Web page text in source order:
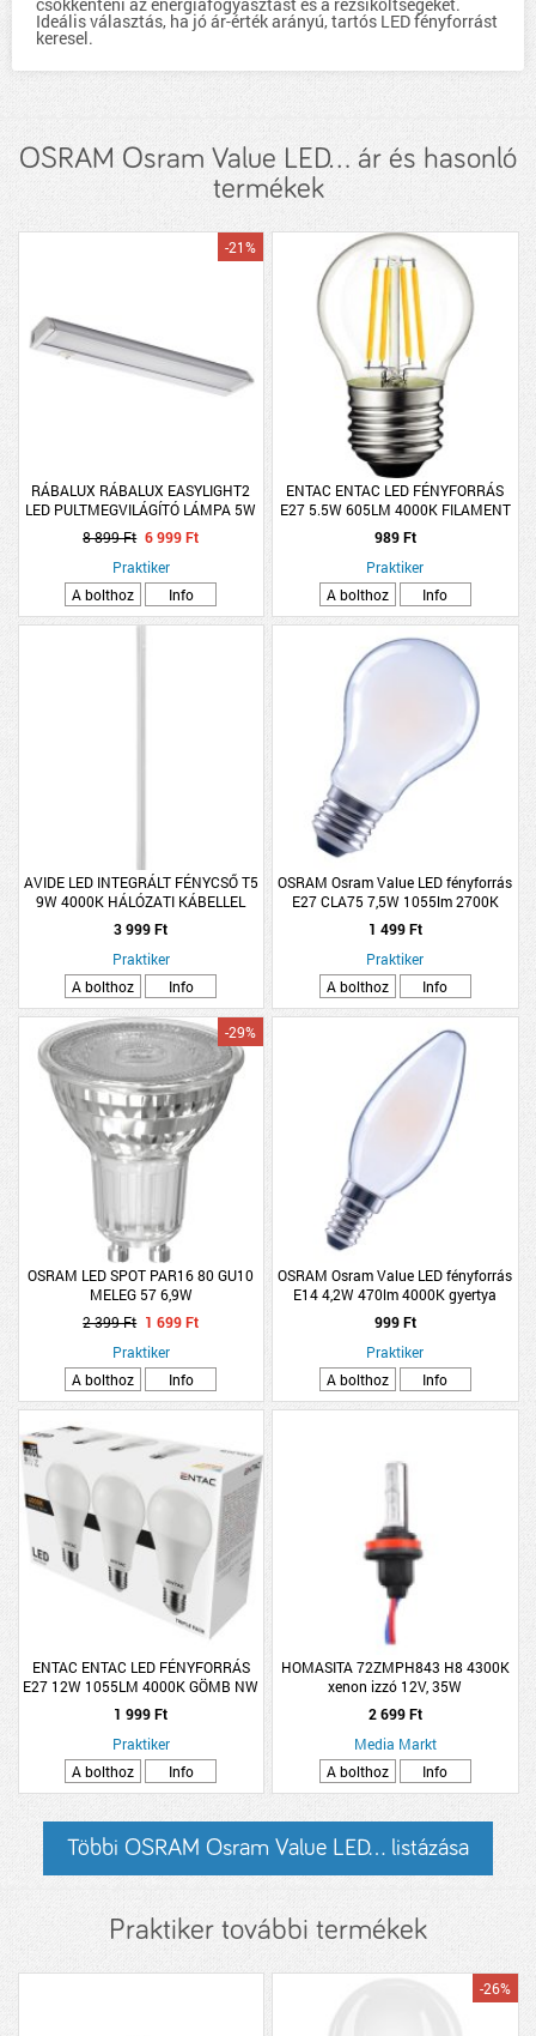
Ideális választás, ha jó ár-érték arányú, tartós LED fényforrást
keresel.
OSRAM Osram Value LED... ár és hasonló
termékek
RÁBALUX RÁBALUX EASYLIGHT2
LED PULTMEGVILÁGÍTÓ LÁMPA 5W
390LM 4000K IP20 35X3CM FEHÉR
-21%
8 899 Ft 6 999 Ft
Praktiker
A bolthoz
Info
ENTAC ENTAC LED FÉNYFORRÁS
E27 5.5W 605LM 4000K FILAMENT
G45 GÖMB NW
989 Ft
Praktiker
A bolthoz
Info
AVIDE LED INTEGRÁLT FÉNYCSŐ T5
9W 4000K HÁLÓZATI KÁBELLEL
600MM NW
3 999 Ft
Praktiker
A bolthoz
Info
OSRAM Osram Value LED fényforrás
E27 CLA75 7,5W 1055lm 2700K
körte melegfehér
1 499 Ft
Praktiker
A bolthoz
Info
OSRAM LED SPOT PAR16 80 GU10
MELEG 57 6,9W
-29%
2 399 Ft 1 699 Ft
Praktiker
A bolthoz
Info
OSRAM Osram Value LED fényforrás
E14 4,2W 470lm 4000K gyertya
hidegfehér matt
999 Ft
Praktiker
A bolthoz
Info
ENTAC ENTAC LED FÉNYFORRÁS
E27 12W 1055LM 4000K GÖMB NW
3DARAB/CSOMAG
1 999 Ft
Praktiker
A bolthoz
Info
HOMASITA 72ZMPH843 H8 4300K
xenon izzó 12V, 35W
2 699 Ft
Media Markt
A bolthoz
Info
Többi OSRAM Osram Value LED... listázása
Praktiker további termékek
-26%